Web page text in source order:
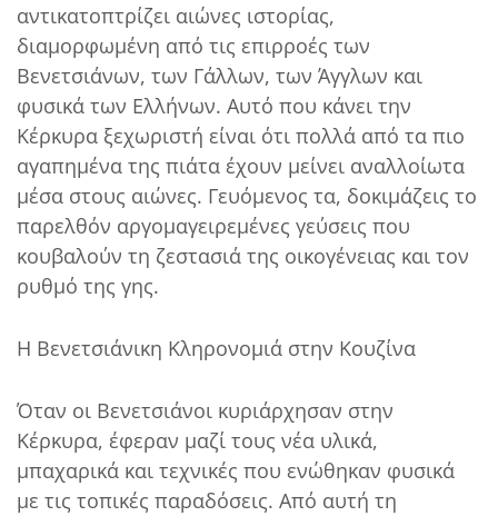
αντικατοπτρίζει αιώνες ιστορίας,
διαμορφωμένη από τις επιρροές των
Βενετσιάνων, των Γάλλων, των Άγγλων και
φυσικά των Ελλήνων. Αυτό που κάνει την
Κέρκυρα ξεχωριστή είναι ότι πολλά από τα πιο
αγαπημένα της πιάτα έχουν μείνει αναλλοίωτα
μέσα στους αιώνες. Γευόμενος τα, δοκιμάζεις το
παρελθόν αργομαγειρεμένες γεύσεις που
κουβαλούν τη ζεστασιά της οικογένειας και τον
ρυθμό της γης.
Η Βενετσιάνικη Κληρονομιά στην Κουζίνα
Όταν οι Βενετσιάνοι κυριάρχησαν στην
Κέρκυρα, έφεραν μαζί τους νέα υλικά,
μπαχαρικά και τεχνικές που ενώθηκαν φυσικά
με τις τοπικές παραδόσεις. Από αυτή τη